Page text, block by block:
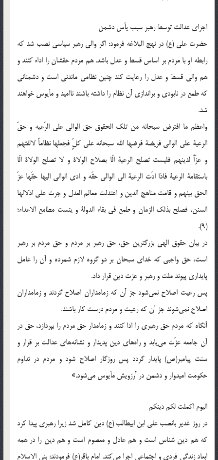
اجراى عدالت توسط رهبر سبب يأس دشمن
حضرت على (ع) در نهج البلاغه فرمود: اگر والى رهبر سياسى نصب شد كه
رابطه او با مردم بر اساس قسط و عدل باشد. هم مردم حقشان را اداء كنند و
هم والى قسط و عدل را رعايت كند چنين نظامى ماندنى است و دشمنانى
كه طمع در نابودى و براندازى آن نظام را داشته باشند نااميد و مأيوس خواهند
شد.
واعظم ما افترض سبحانه من تلك الحقوق حق الوالى على الرّعيه و حقّ
الرعية على الوالى فريضة فرضها الله سبحانه على كلٍّ فجعلها نظاماً لالفتهم
و عزّاً لدينهم فليست تصلح الرعية الّا بصلاح الولاة و لا تصلح الولاة الّا
باستقامة الرعية فاذا ادّت الرعية الى الوالى حقّه و ادى الوالى اليها حقّها عزّ
الحق بينهم و قامت مناهج الدين و اعتدلت معالم العدل و جرت على اذلالها
السنن، فصلح بذلك الزمان و طمع فى بقاء الدولة و يئست مطامع الاعداء؛
(9).
در بيان حقوق الهى بزرگترين حق، حق رهبر بر مردم و حق مردم بر رهبر
است، حق واجبى كه خداى سبحان بر دو گروه لازم شمرده و آن را عامل
پايدارى پيوند ملت و رهبر و عزت دين قرار داد.
پس رعيت اصلاح نمى‌شود جز آن كه زمامداران اصلاح گردند و زمامداران
اصلاح نمى‌شوند جز آن كه رعيت و مردم درست كار باشند.
آنگاه كه مردم حق رهبرى را ادا كنند و زمامدار حق مردم را بپردازد، حق در
آن جامعه عزّت مى‌يابد و راه‌هاى دين پديدار و نشانه‌هاى عدالت بر قرار و
سنت پيامبر(ص) پايدار گردد پس روزگار اصلاح شود و مردم در تداوم
حكومت اميدوار و دشمن در آرزويش مأيوس مى‌شود.»
اليوم اكملت لكم دينكم
در روز غدير بانصب على ابن ابيطالب (ع) دين كامل شد زيرا رهبرى پيدا كرد
كه هم دين شناس است و هم عادل و معصوم است و هم دين را در همه
ابعاد زندگى فردى و اجتماعى اجرا مى‌كند. امام باقر(ع) فرمودند: بنى الاسلام